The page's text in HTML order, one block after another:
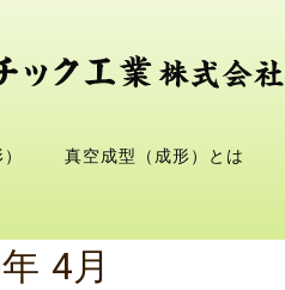
真空成型（成形）とは
4月